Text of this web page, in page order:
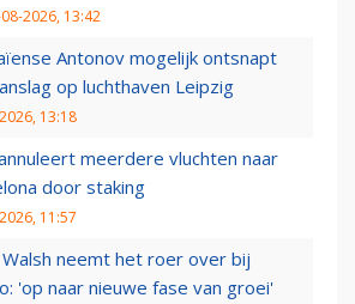
2026, 13:42
Antonov mogelijk ontsnapt
op luchthaven Leipzig
13:18
meerdere vluchten naar
door staking
11:57
Walsh neemt het roer over bij
'op naar nieuwe fase van groei'